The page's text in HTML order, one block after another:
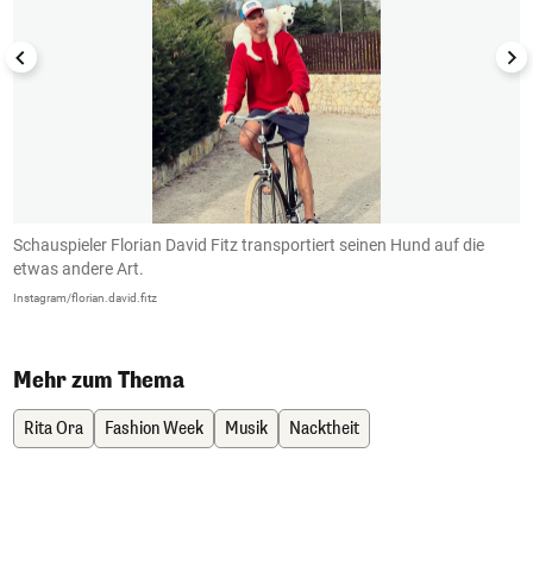
Schauspieler Florian David Fitz transportiert seinen Hund auf die
etwas andere Art.
Instagram/florian.david.fitz
Mehr zum Thema
Rita Ora Fashion Week Musik Nacktheit